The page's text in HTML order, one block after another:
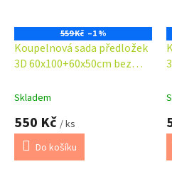
559 Kč –1 %
Koupelnová sada předložek
3D 60x100+60x50cm bez
Skladem
550 Kč / ks
Do košíku